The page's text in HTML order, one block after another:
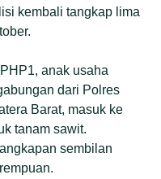
kembali tangkap lima
anak usaha
dari Polres
Barat, masuk ke
tanam sawit.
sembilan